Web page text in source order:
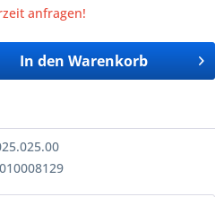
anfragen!
In den Warenkorb